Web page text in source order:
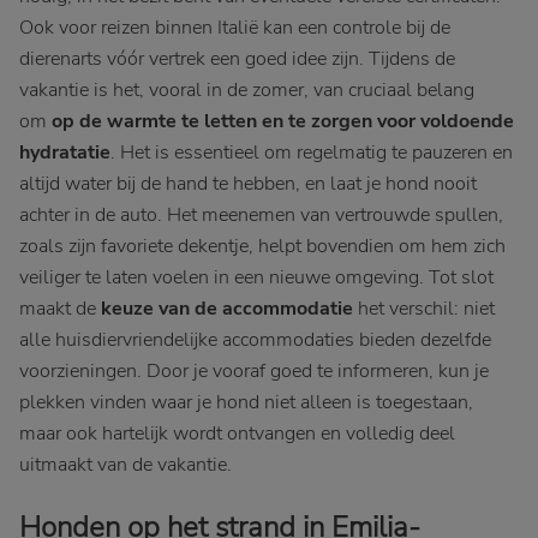
Ook voor reizen binnen Italië kan een controle bij de
dierenarts vóór vertrek een goed idee zijn. Tijdens de
vakantie is het, vooral in de zomer, van cruciaal belang
om op de warmte te letten en te zorgen voor voldoende
hydratatie. Het is essentieel om regelmatig te pauzeren en
altijd water bij de hand te hebben, en laat je hond nooit
achter in de auto. Het meenemen van vertrouwde spullen,
zoals zijn favoriete dekentje, helpt bovendien om hem zich
veiliger te laten voelen in een nieuwe omgeving. Tot slot
maakt de keuze van de accommodatie het verschil: niet
alle huisdiervriendelijke accommodaties bieden dezelfde
voorzieningen. Door je vooraf goed te informeren, kun je
plekken vinden waar je hond niet alleen is toegestaan,
maar ook hartelijk wordt ontvangen en volledig deel
uitmaakt van de vakantie.
Honden op het strand in Emilia-